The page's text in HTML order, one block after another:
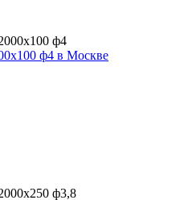
ф4 в Москве